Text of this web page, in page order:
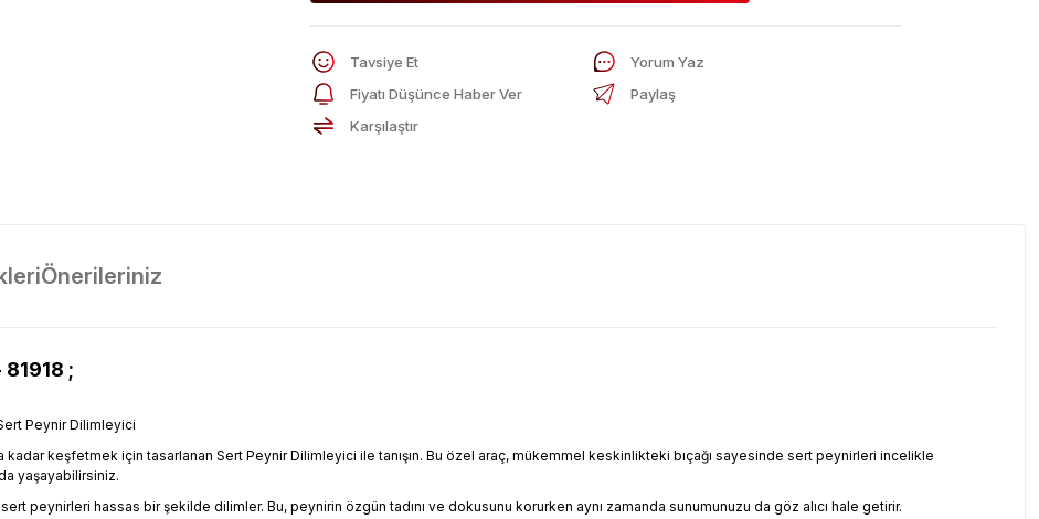
Tavsiye Et
Yorum Yaz
Fiyatı Düşünce Haber Ver
Paylaş
Karşılaştır
Önerileriniz
;
Peynir Dilimleyici
keşfetmek için tasarlanan Sert Peynir Dilimleyici ile tanışın. Bu özel araç, mükemmel keskinlikteki bıçağı sayesinde sert peynirleri incelikle
yaşayabilirsiniz.
peynirleri hassas bir şekilde dilimler. Bu, peynirin özgün tadını ve dokusunu korurken aynı zamanda sunumunuzu da göz alıcı hale getirir.